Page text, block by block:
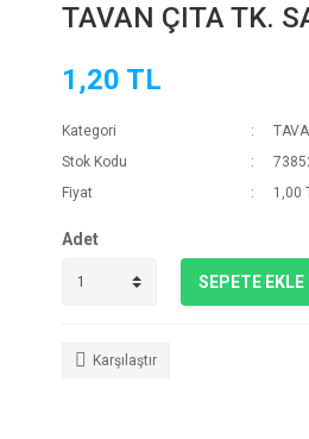
TAVAN ÇITA TK.
1,20 TL
Kategori
Stok Kodu
Fiyat
1,00
Adet
SEPETE EKLE
Karşılaştır